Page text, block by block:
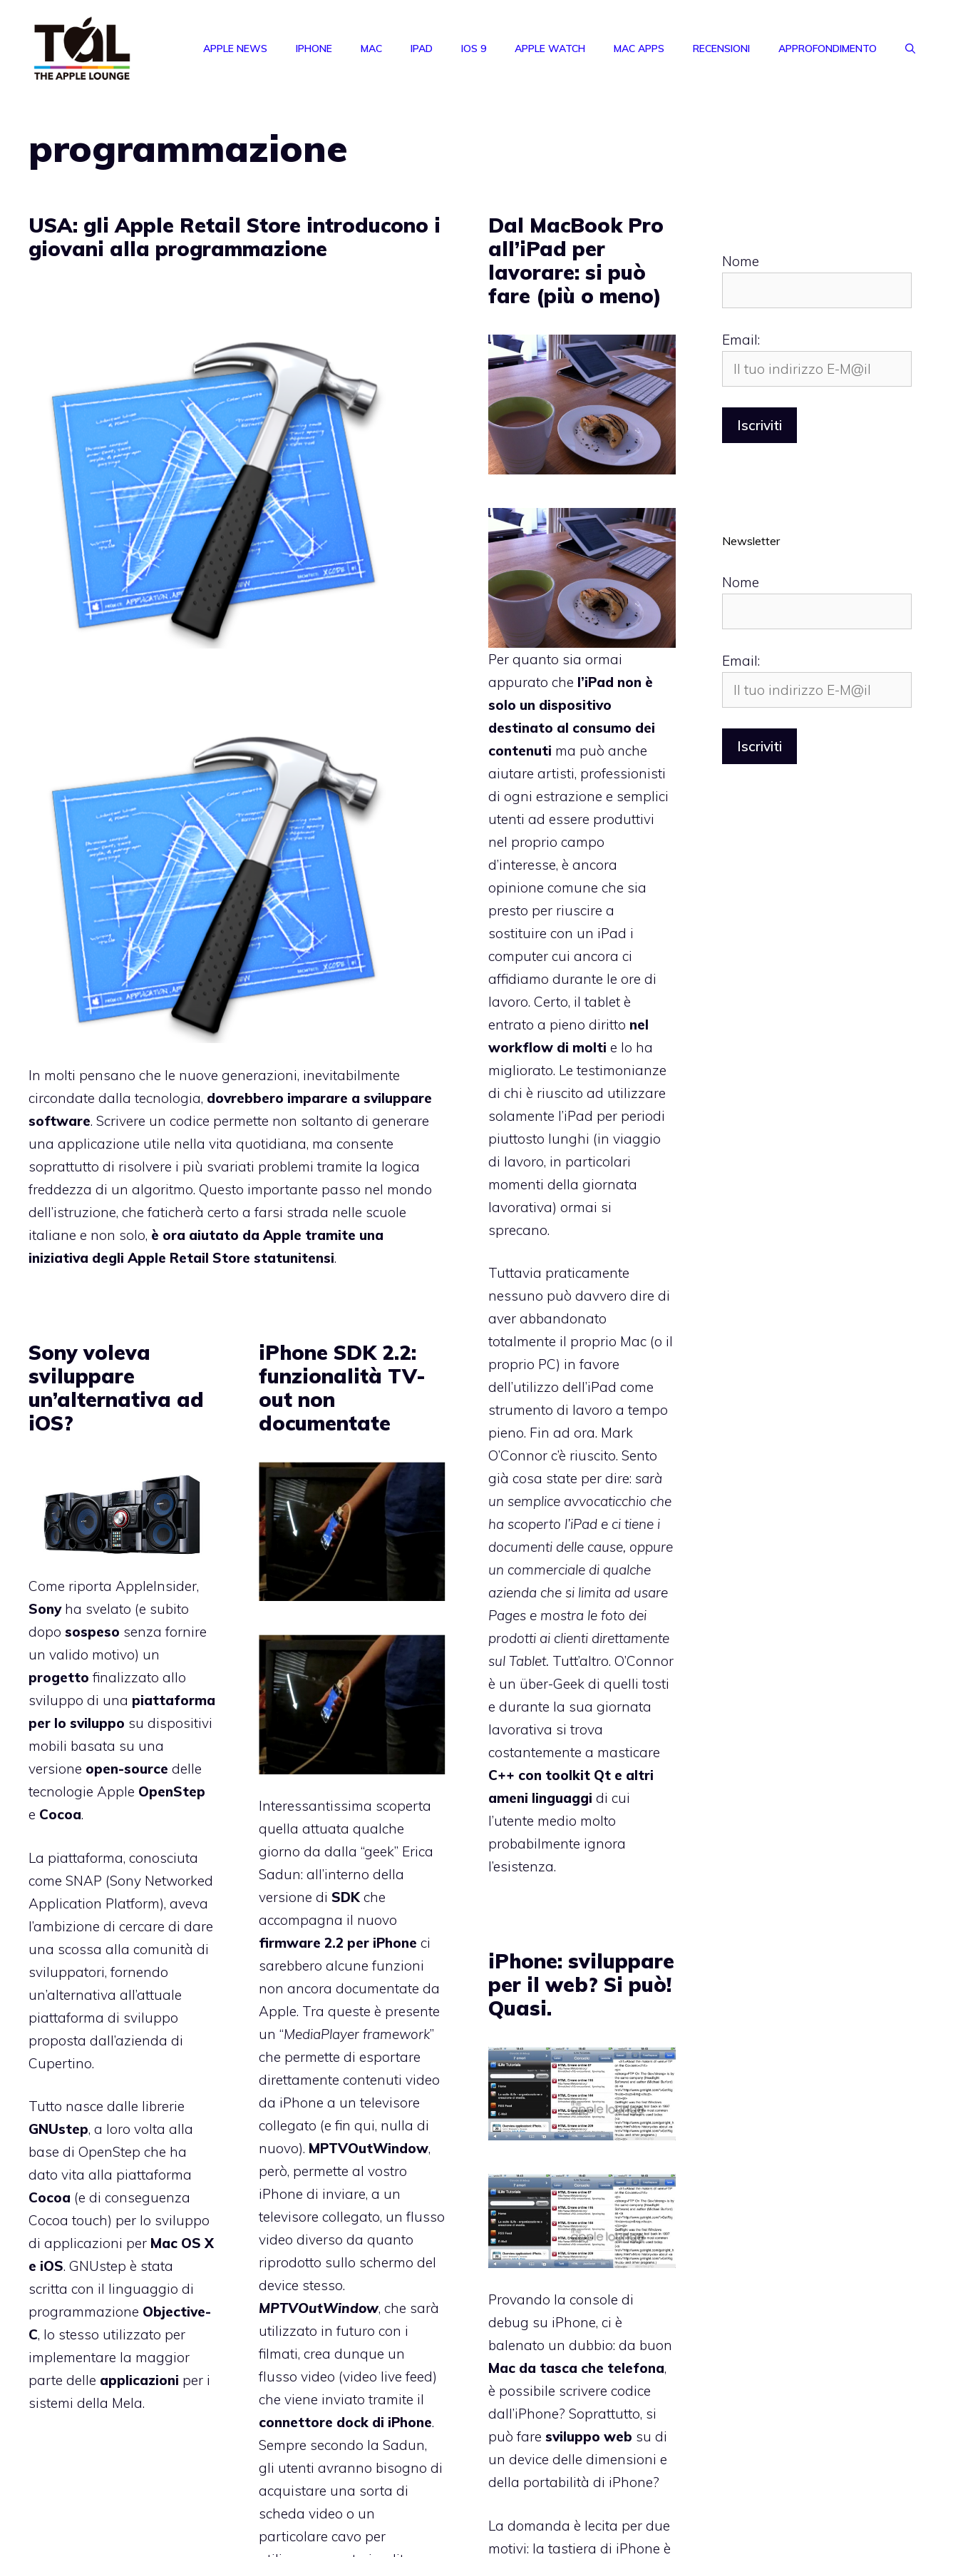
APPLE NEWS IPHONE MAC IPAD IOS 9 APPLE WATCH MAC APPS RECENSIONI APPROFONDIMENTO
programmazione
USA: gli Apple Retail Store introducono i
giovani alla programmazione
In molti pensano che le nuove generazioni, inevitabilmente
circondate dalla tecnologia, dovrebbero imparare a sviluppare
software. Scrivere un codice permette non soltanto di generare
una applicazione utile nella vita quotidiana, ma consente
soprattutto di risolvere i più svariati problemi tramite la logica
freddezza di un algoritmo. Questo importante passo nel mondo
dell’istruzione, che faticherà certo a farsi strada nelle scuole
italiane e non solo, è ora aiutato da Apple tramite una
iniziativa degli Apple Retail Store statunitensi.
Dal MacBook Pro
all’iPad per
lavorare: si può
fare (più o meno)
Per quanto sia ormai
appurato che l’iPad non è
solo un dispositivo
destinato al consumo dei
contenuti ma può anche
aiutare artisti, professionisti
di ogni estrazione e semplici
utenti ad essere produttivi
nel proprio campo
d’interesse, è ancora
opinione comune che sia
presto per riuscire a
sostituire con un iPad i
computer cui ancora ci
affidiamo durante le ore di
lavoro. Certo, il tablet è
entrato a pieno diritto nel
workflow di molti e lo ha
migliorato. Le testimonianze
di chi è riuscito ad utilizzare
solamente l’iPad per periodi
piuttosto lunghi (in viaggio
di lavoro, in particolari
momenti della giornata
lavorativa) ormai si
sprecano.
Tuttavia praticamente
nessuno può davvero dire di
aver abbandonato
totalmente il proprio Mac (o il
proprio PC) in favore
dell’utilizzo dell’iPad come
strumento di lavoro a tempo
pieno. Fin ad ora. Mark
O’Connor c’è riuscito. Sento
già cosa state per dire:sarà
un semplice avvocaticchio che
ha scoperto l’iPad e ci tiene i
documenti delle cause, oppure
un commerciale di qualche
azienda che si limita ad usare
Pages e mostra le foto dei
prodotti ai clienti direttamente
sul Tablet. Tutt’altro. O’Connor
è un über-Geek di quelli tosti
e durante la sua giornata
lavorativa si trova
costantemente a masticare
C++ con toolkit Qt e altri
ameni linguaggi di cui
l’utente medio molto
probabilmente ignora
l’esistenza.
Sony voleva
sviluppare
un’alternativa ad
iOS?
Come riporta AppleInsider,
Sonyha svelato (e subito
dopo sospeso senza fornire
un valido motivo) un
progetto finalizzato allo
sviluppo di una piattaforma
per lo sviluppo su dispositivi
mobili basata su una
versione open-source delle
tecnologie Apple OpenStep
e Cocoa.
La piattaforma, conosciuta
come SNAP (Sony Networked
Application Platform), aveva
l’ambizione di cercare di dare
una scossa alla comunità di
sviluppatori, fornendo
un’alternativa all’attuale
piattaforma di sviluppo
proposta dall’azienda di
Cupertino.
Tutto nasce dalle librerie
GNUstep, a loro volta alla
base di OpenStep che ha
dato vita alla piattaforma
Cocoa (e di conseguenza
Cocoa touch) per lo sviluppo
di applicazioni per Mac OS X
e iOS. GNUstep è stata
scritta con il linguaggio di
programmazione Objective-
C, lo stesso utilizzato per
implementare la maggior
parte delle applicazioni per i
sistemi della Mela.
iPhone SDK 2.2:
funzionalità TV-
out non
documentate
Interessantissima scoperta
quella attuata qualche
giorno da dalla “geek” Erica
Sadun: all’interno della
versione di SDKche
accompagna il nuovo
firmware 2.2 per iPhone ci
sarebbero alcune funzioni
non ancora documentate da
Apple. Tra queste è presente
un “MediaPlayer framework”
che permette di esportare
direttamente contenuti video
da iPhone a un televisore
collegato (e fin qui, nulla di
nuovo). MPTVOutWindow,
però, permette al vostro
iPhone di inviare, a un
televisore collegato, un flusso
video diverso da quanto
riprodotto sullo schermo del
device stesso.
MPTVOutWindow, che sarà
utilizzato in futuro con i
filmati, crea dunque un
flusso video (video live feed)
che viene inviato tramite il
connettore dock di iPhone.
Sempre secondo la Sadun,
gli utenti avranno bisogno di
acquistare una sorta di
scheda video o un
particolare cavo per
iPhone: sviluppare
per il web? Si può!
Quasi.
Provando la console di
debug su iPhone, ci è
balenato un dubbio: da buon
Mac da tasca che telefona,
è possibile scrivere codice
dall’iPhone? Soprattutto, si
può faresviluppo web su di
un device delle dimensioni e
della portabilità di iPhone?
La domanda è lecita per due
motivi: la tastiera di iPhone è
Nome
Email:
Newsletter
Nome
Email: